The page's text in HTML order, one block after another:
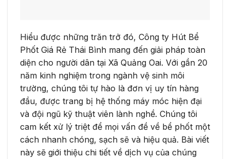
Hiểu được những trăn trở đó, Công ty Hút Bể
Phốt Giá Rẻ Thái Bình mang đến giải pháp toàn
diện cho người dân tại Xã Quảng Oai. Với gần 20
năm kinh nghiệm trong ngành vệ sinh môi
trường, chúng tôi tự hào là đơn vị uy tín hàng
đầu, được trang bị hệ thống máy móc hiện đại
và đội ngũ kỹ thuật viên lành nghề. Chúng tôi
cam kết xử lý triệt để mọi vấn đề về bể phốt một
cách nhanh chóng, sạch sẽ và hiệu quả. Bài viết
này sẽ giới thiệu chi tiết về dịch vụ của chúng